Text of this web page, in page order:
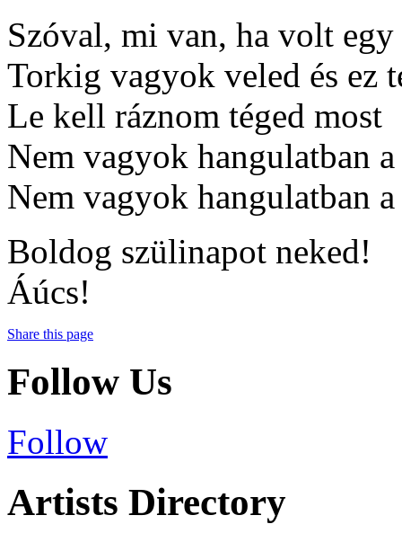
Szóval, mi van, ha volt
Torkig vagyok veled és ez
Le kell ráznom téged most
Nem vagyok hangulatban
Nem vagyok hangulatban
Boldog szülinapot neked!
Áúcs!
Share this page
Follow Us
Follow
Artists Directory